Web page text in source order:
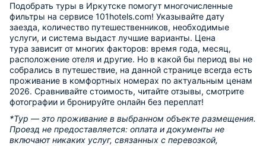
Подобрать туры в Иркутске помогут многочисленные
фильтры на сервисе 101hotels.com! Указывайте дату
заезда, количество путешественников, необходимые
услуги, и система выдаст лучшие варианты. Цена
тура зависит от многих факторов: время года, месяц,
расположение отеля и другие. Но в какой бы период вы не
собрались в путешествие, на данной странице всегда есть
проживание в комфортных номерах по актуальным ценам
2026. Сравнивайте стоимость, читайте отзывы, смотрите
фотографии и бронируйте онлайн без переплат!
*Тур — это проживание в выбранном объекте размещения.
Проезд не предоставляется: оплата и документы не
включают никаких услуг, связанных с перевозкой,